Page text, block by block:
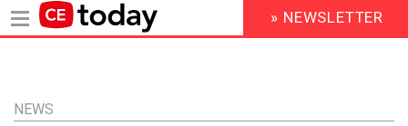
Inhalt
HEADER
MENU
» NEWSLETTER
NEWS